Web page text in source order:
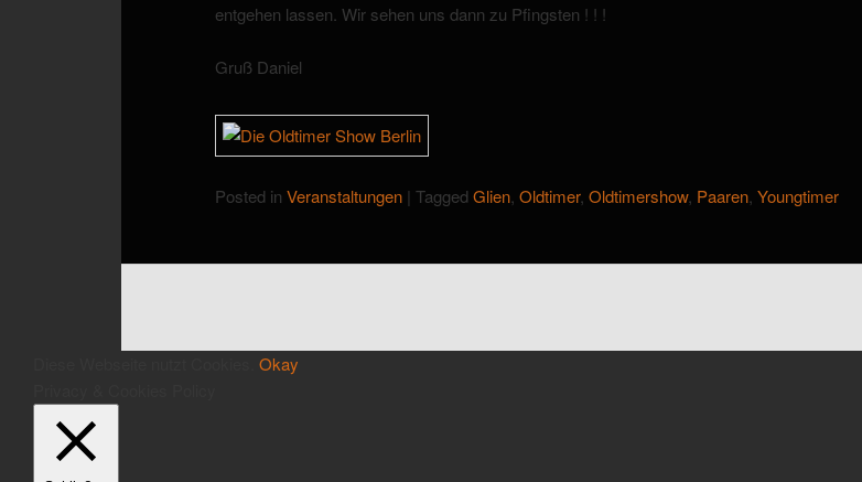
entgehen lassen. Wir sehen uns dann zu Pfingsten ! ! !
Gruß Daniel
Posted in Veranstaltungen | Tagged Glien Oldtimer, Oldtimershow, Paaren Youngtimer
Okay